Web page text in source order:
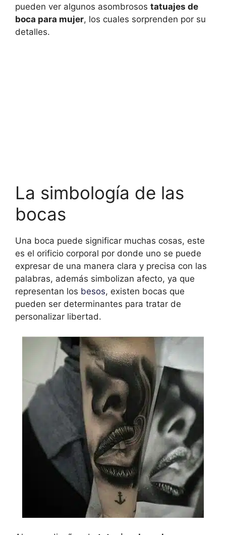
pueden ver algunos asombrosos tatuajes de
boca para mujer, los cuales sorprenden por su
detalles.
La simbología de las
bocas
Una boca puede significar muchas cosas, este
es el orificio corporal por donde uno se puede
expresar de una manera clara y precisa con las
palabras, además simbolizan afecto, ya que
representan los besos, existen bocas que
pueden ser determinantes para tratar de
personalizar libertad.